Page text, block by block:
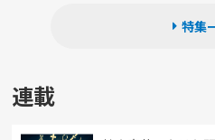
特集
連載